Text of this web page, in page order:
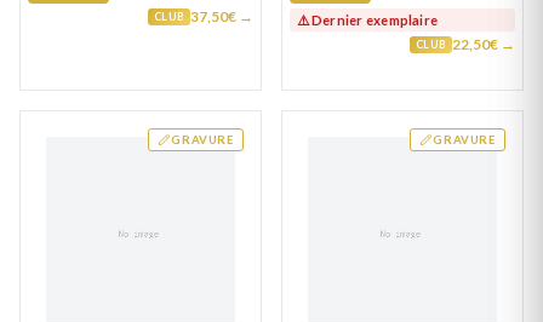
CLUB 37,50€ → ⚠️ Dernier exemplaire
CLUB 22,50€ →
GRAVURE GRAVURE